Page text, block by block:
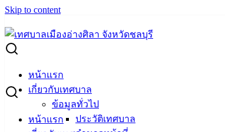
Skip to content
หน้าแรก
เกี่ยวกับเทศบาล
ข้อมูลทั่วไป
ประวัติเทศบาล
หน้าแรก
Search for:
ภาพกิจกรรม โครงการศูนย์พัฒนาคุณภาพชีวิต อ่างศิ
ภาพกิจกรรม โครงการศูนย์พัฒนาคุ
สิงหาคม 16, 2024สิงหาคม 19, 2024